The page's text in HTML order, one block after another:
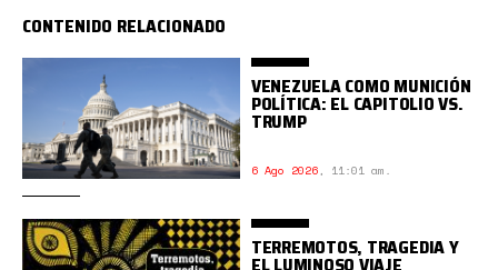
CONTENIDO RELACIONADO
VENEZUELA COMO MUNICIÓN
POLÍTICA: EL CAPITOLIO VS.
TRUMP
6 Ago 2026, 11:01 am.
TERREMOTOS, TRAGEDIA Y